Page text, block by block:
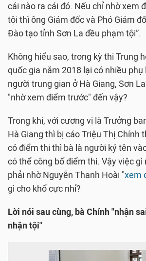
cái nào ra cái đó. Nếu chỉ nhờ xem
tội thì ông Giám đốc và Phó Giám
Đào tạo tỉnh Sơn La đều phạm tội”.
Không hiểu sao, trong kỳ thi Trung
quốc gia năm 2018 lại có nhiều phụ
người trung gian ở Hà Giang, Sơn
"nhờ xem điểm trước" đến vậy?
Trong khi, với cương vị là Trưởng
Hà Giang thì bị cáo Triệu Thị Chính
có điểm thi thì bà là người ký tên
có thể công bố điểm thi. Vậy việc gì
phải nhờ Nguyễn Thanh Hoài "xem
gì cho khổ cực nhỉ?
Lời nói sau cùng, bà Chính "nhận
nhận tội"